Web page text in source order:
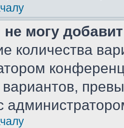
могу
количества
вариантов,